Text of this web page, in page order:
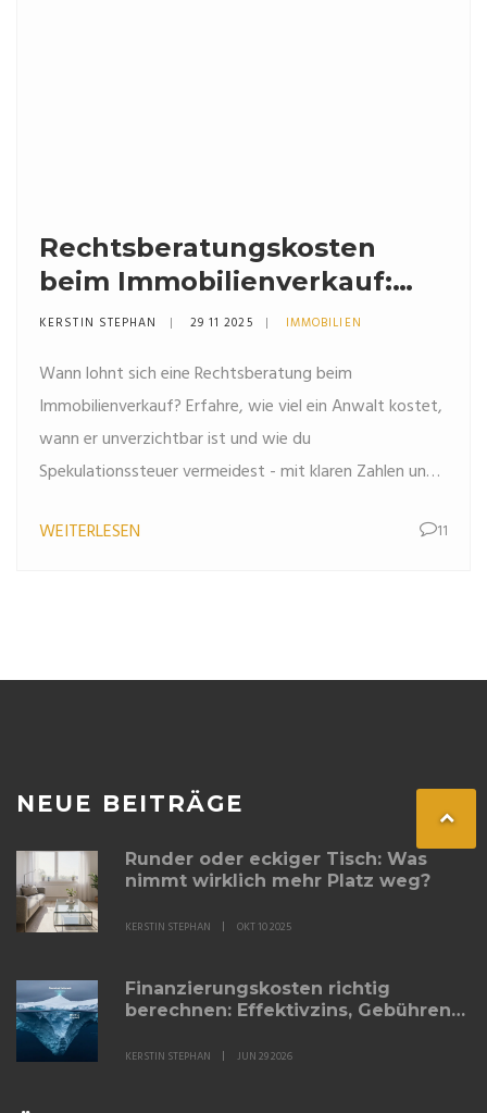
Rechtsberatungskosten
beim Immobilienverkauf:
Wann ist ein Anwalt wirklich
KERSTIN STEPHAN 29 11 2025 IMMOBILIEN
Wann lohnt sich eine Rechtsberatung beim
Immobilienverkauf? Erfahre, wie viel ein Anwalt kostet,
wann er unverzichtbar ist und wie du
Spekulationssteuer vermeidest - mit klaren Zahlen und
WEITERLESEN
11
NEUE BEITRÄGE
Runder oder eckiger Tisch: Was
nimmt wirklich mehr Platz weg?
KERSTIN STEPHAN OKT 10 2025
Finanzierungskosten richtig
berechnen: Effektivzins, Gebühren
Check
KERSTIN STEPHAN JUN 29 2026